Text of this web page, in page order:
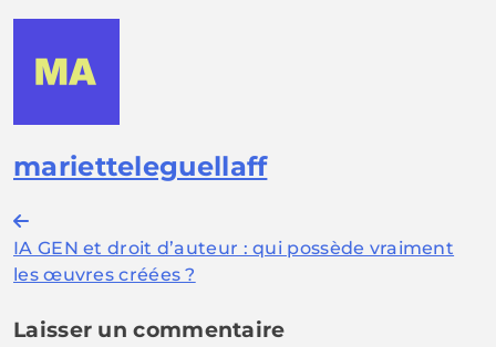
marietteleguellaff
Navigation
de
IA GEN et droit d’auteur : qui possède vraiment
les œuvres créées ?
Laisser un commentaire